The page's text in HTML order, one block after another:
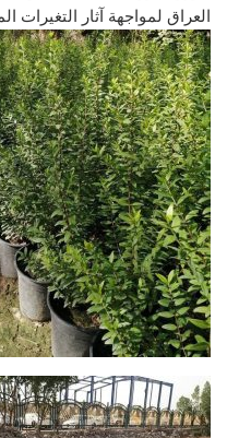
العراق لمواجهة آثار التغيرات